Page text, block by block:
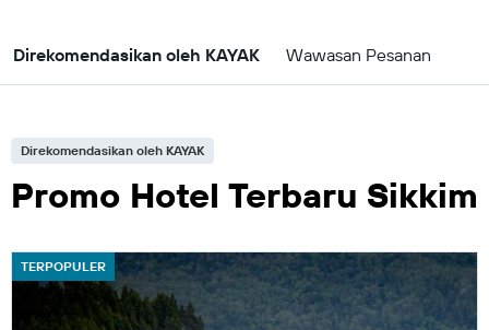
Direkomendasikan oleh KAYAK Wawasan Pesanan
Direkomendasikan oleh KAYAK
Promo Hotel Terbaru Sikkim
TERPOPULER